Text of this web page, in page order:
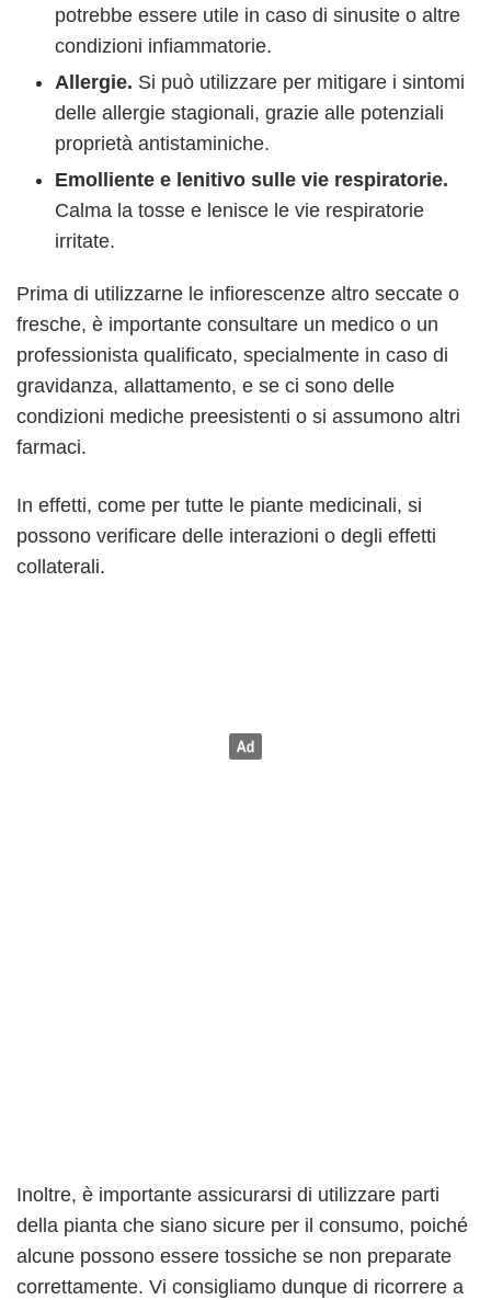
potrebbe essere utile in caso di sinusite o altre
condizioni infiammatorie.
Allergie. Si può utilizzare per mitigare i sintomi
delle allergie stagionali, grazie alle potenziali
proprietà antistaminiche.
Emolliente e lenitivo sulle vie respiratorie.
Calma la tosse e lenisce le vie respiratorie
irritate.
Prima di utilizzarne le infiorescenze altro seccate o
fresche, è importante consultare un medico o un
professionista qualificato, specialmente in caso di
gravidanza, allattamento, e se ci sono delle
condizioni mediche preesistenti o si assumono altri
farmaci.
In effetti, come per tutte le piante medicinali, si
possono verificare delle interazioni o degli effetti
collaterali.
Inoltre, è importante assicurarsi di utilizzare parti
della pianta che siano sicure per il consumo, poiché
alcune possono essere tossiche se non preparate
correttamente. Vi consigliamo dunque di ricorrere a